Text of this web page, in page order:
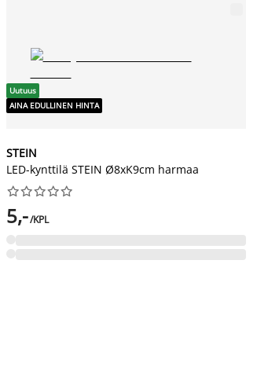
Uutuus
AINA EDULLINEN HINTA
STEIN
LED-kynttilä STEIN Ø8xK9cm harmaa






5,-/KPL